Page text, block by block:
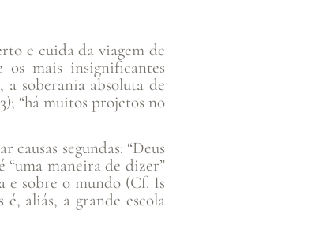
e cuida da viagem de
os mais insignificantes
soberania absoluta de
“há muitos projetos no
segundas: “Deus
“uma maneira de dizer”
e sobre o mundo (Cf. Is
é, aliás, a grande escola